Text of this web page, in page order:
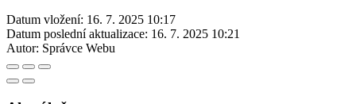
Datum vložení: 16. 7. 2025 10:17
Datum poslední aktualizace: 16. 7. 2025 10:21
Autor: Správce Webu